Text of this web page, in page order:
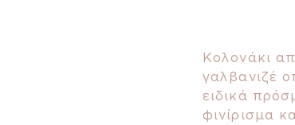
Κολονάκι
γαλβανιζέ
ειδικά
φινίρισμα